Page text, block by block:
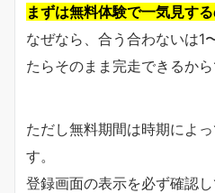
まずは無料体験で一気見する
なぜなら、合う合わないは1
たらそのまま完走できるから
ただし無料期間は時期によ
す。
登録画面の表示を必ず確認し